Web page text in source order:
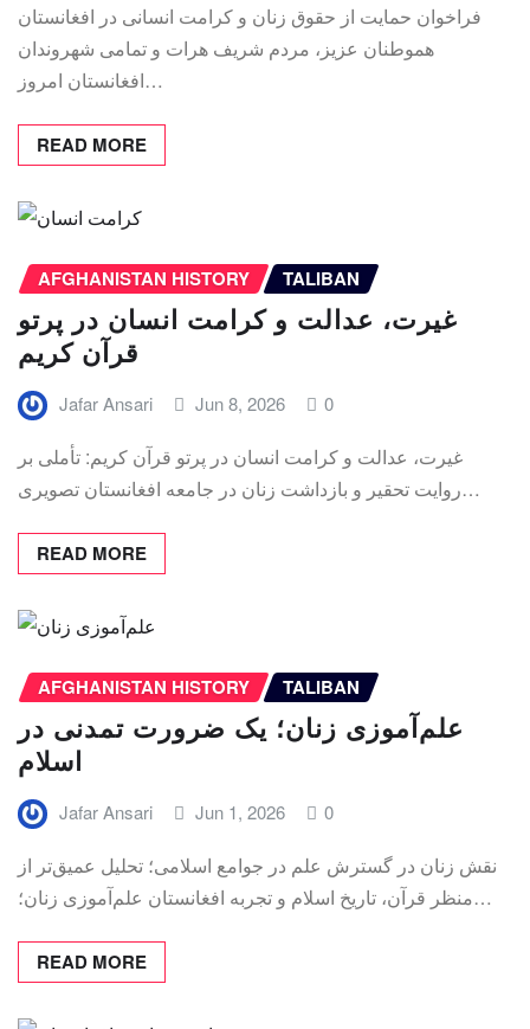
فراخوان حمایت از حقوق زنان و کرامت انسانی در افغانستان
هموطنان عزیز، مردم شریف هرات و تمامی شهروندان
افغانستان امروز…
READ MORE
AFGHANISTAN HISTORY TALIBAN
غیرت، عدالت و کرامت انسان در پرتو
قرآن کریم
Jafar Ansari Jun 8, 2026 0
غیرت، عدالت و کرامت انسان در پرتو قرآن کریم: تأملی بر
روایت تحقیر و بازداشت زنان در جامعه افغانستان تصویری…
READ MORE
AFGHANISTAN HISTORY TALIBAN
علم‌آموزی زنان؛ یک ضرورت تمدنی در
اسلام
Jafar Ansari Jun 1, 2026 0
نقش زنان در گسترش علم در جوامع اسلامی؛ تحلیل عمیق‌تر از
منظر قرآن، تاریخ اسلام و تجربه افغانستان علم‌آموزی زنان؛…
READ MORE